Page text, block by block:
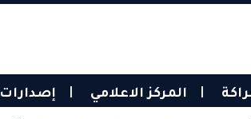
المركز الاعلامي إصدارات